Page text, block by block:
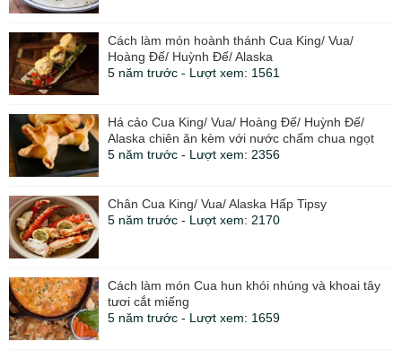
Cách làm món hoành thánh Cua King/ Vua/
Hoàng Đế/ Huỳnh Đế/ Alaska
5 năm trước - Lượt xem: 1561
Há cảo Cua King/ Vua/ Hoàng Đế/ Huỳnh Đế/
Alaska chiên ăn kèm với nước chấm chua ngọt
5 năm trước - Lượt xem: 2356
Chân Cua King/ Vua/ Alaska Hấp Tipsy
5 năm trước - Lượt xem: 2170
Cách làm món Cua hun khói nhúng và khoai tây
tươi cắt miếng
5 năm trước - Lượt xem: 1659